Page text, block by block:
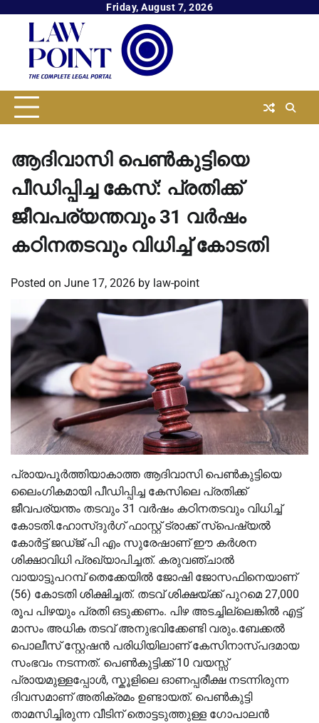
content
Friday, August 7, 2026
ആദിവാസി പെണ്‍കുട്ടിയെ
പീഡിപ്പിച്ച കേസ്: പ്രതിക്ക്
ജീവപര്യന്തവും 31 വര്‍ഷം
കഠിനതടവും വിധിച്ച്‌ കോടതി
Posted on June 17, 2026 by law-point
പ്രായപൂർത്തിയാകാത്ത ആദിവാസി പെണ്‍കുട്ടിയെ
ലൈംഗികമായി പീഡിപ്പിച്ച കേസിലെ പ്രതിക്ക്
ജീവപര്യന്തം തടവും 31 വർഷം കഠിനതടവും വിധിച്ച്‌
കോടതി.ഹോസ്ദുർഗ് ഫാസ്റ്റ് ട്രാക്ക് സ്പെഷ്യല്‍
കോർട്ട് ജഡ്ജ് പി എം സുരേഷാണ് ഈ കർശന
ശിക്ഷാവിധി പ്രഖ്യാപിച്ചത്. കരുവഞ്ചാല്‍
വായാട്ടുപറമ്പ് തെക്കേയില്‍ ജോഷി ജോസഫിനെയാണ്
(56) കോടതി ശിക്ഷിച്ചത്. തടവ് ശിക്ഷയ്ക്ക് പുറമെ 27,000
രൂപ പിഴയും പ്രതി ഒടുക്കണം. പിഴ അടച്ചില്ലെങ്കില്‍ എട്ട്
മാസം അധിക തടവ് അനുഭവിക്കേണ്ടി വരും.ബേക്കല്‍
പൊലീസ് സ്റ്റേഷൻ പരിധിയിലാണ് കേസിനാസ്പദമായ
സംഭവം നടന്നത്. പെണ്‍കുട്ടിക്ക് 10 വയസ്സ്
പ്രായമുള്ളപ്പോള്‍, സ്കൂളിലെ ഓണപ്പരീക്ഷ നടന്നിരുന്ന
ദിവസമാണ് അതിക്രമം ഉണ്ടായത്. പെണ്‍കുട്ടി
താമസിച്ചിരുന്ന വീടിന് തൊട്ടടുത്തുള്ള ഗോപാലൻ